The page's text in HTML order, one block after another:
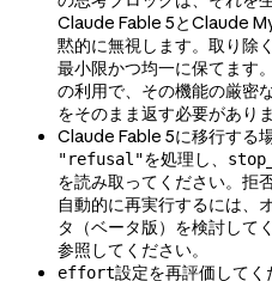
Claude Fable 5とClaude
黙的に無視します。取り除
最小限かつ均一に保てます
の利用で、その機能の厳密
をそのまま返す必要がありま
Claude Fable 5に移行する場
"refusal"を処理し、
を読み取ってください。拒
自動的に再実行するには、
タ（ベータ版）を検討して
参照してください。
effort設定を再評価して